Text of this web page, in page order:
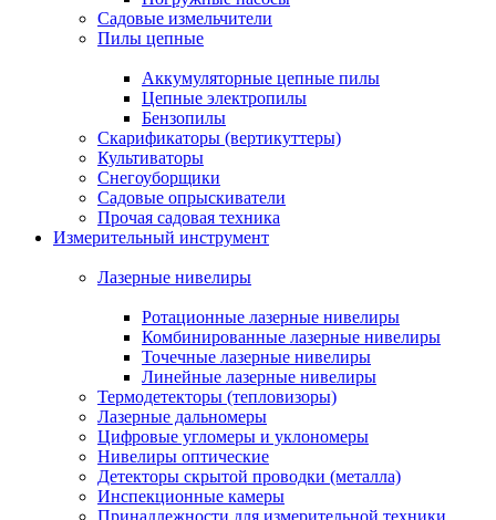
Садовые измельчители
Пилы цепные
Аккумуляторные цепные пилы
Цепные электропилы
Бензопилы
Скарификаторы (вертикуттеры)
Культиваторы
Снегоуборщики
Садовые опрыскиватели
Прочая садовая техника
Измерительный инструмент
Лазерные нивелиры
Ротационные лазерные нивелиры
Комбинированные лазерные нивелиры
Точечные лазерные нивелиры
Линейные лазерные нивелиры
Термодетекторы (тепловизоры)
Лазерные дальномеры
Цифровые угломеры и уклономеры
Нивелиры оптические
Детекторы скрытой проводки (металла)
Инспекционные камеры
Принадлежности для измерительной техники